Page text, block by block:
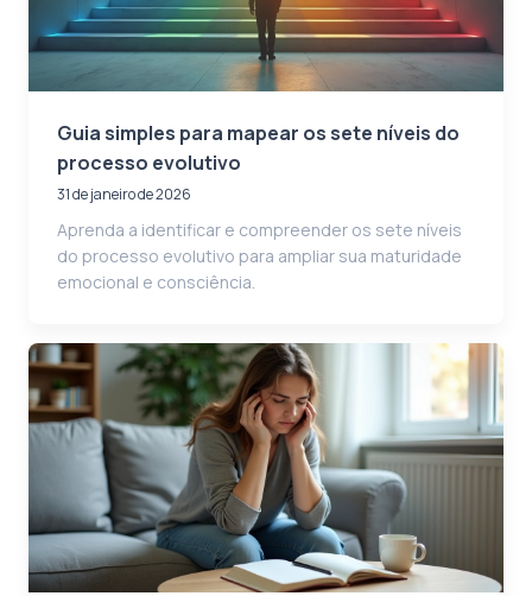
Guia simples para mapear os sete níveis do
processo evolutivo
31 de janeiro de 2026
Aprenda a identificar e compreender os sete níveis
do processo evolutivo para ampliar sua maturidade
emocional e consciência.